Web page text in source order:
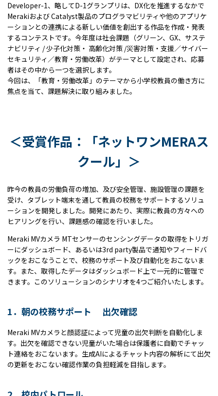
Developer-1、略してD-1グランプリは、DX化を推進するなかで
Merakiおよび Catalyst製品のプログラマビリティや他のアプリケ
ーションとの連携による新しい価値を創出する作品を作成・発表
するコンテストです。今年度は社会課題（グリーン、GX、サステ
ナビリティ / 少子化対策・ 高齢化対策 /災害対策・支援／サイバー
セキュリティ／教育・労働改革）がテーマとして設定され、応募
者はその中から一つを選択します。
今回は、「教育・労働改革」のテーマから小学校教員の働き方に
焦点を当て、課題解決に取り組みました。
＜受賞作品：「ネットワンMERAス
クール」＞
昨今の教員の労働負荷の増加、及び安全管理、施設管理の課題を
受け、タブレット端末を通して教員の校務をサポートするソリュ
ーションを開発しました。開発にあたり、実際に教員の方々への
ヒアリングを行い、課題感の確認を行いました。
Meraki MVカメラ MTセンサーのセンシングデータの取得をトリガ
ーにダッシュボード、あるいは3rd party製品で通知やフィードバ
ックをおこなうことで、校務のサポート及び自動化をおこないま
す。また、取得したデータはダッシュボード上で一元的に管理で
きます。このソリューションのシナリオを4つご紹介いたします。
1．朝の校務サポート 出欠確認
Meraki MVカメラと顔認証によって児童の出欠判断を自動化しま
す。出欠を確認できない児童がいた場合は保護者に自動でチャッ
ト連絡をおこないます。生成AIによるチャット内容の解析にて出欠
の更新をおこない確認作業の負担軽減を目指します。